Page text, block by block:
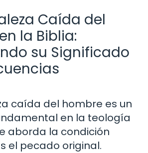
Caída del
la Biblia:
su Significado
caída del hombre es un
en la teología
aborda la condición
el pecado original.